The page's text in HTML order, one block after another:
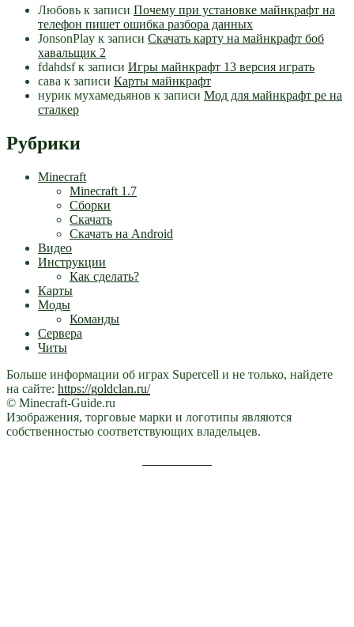
Любовь к записи Почему при установке майнкрафт на
телефон пишет ошибка разбора данных
JonsonPlay к записи Скачать карту на майнкрафт боб
хавальщик 2
fdahdsfк записи Игры майнкрафт 13 версия играть
сава к записи Карты майнкрафт
нурик мухамедьянов к записи Мод для майнкрафт pe на
сталкер
Рубрики
Minecraft
Minecraft 1.7
Сборки
Скачать
Скачать на Android
Видео
Инструкции
Как сделать?
Карты
Моды
Команды
Сервера
Читы
Больше информации об играх Supercell и не только, найдете
на сайте: https://goldclan.ru/
© Minecraft-Guide.ru
Изображения, торговые марки и логотипы являются
собственностью соответствующих владельцев.